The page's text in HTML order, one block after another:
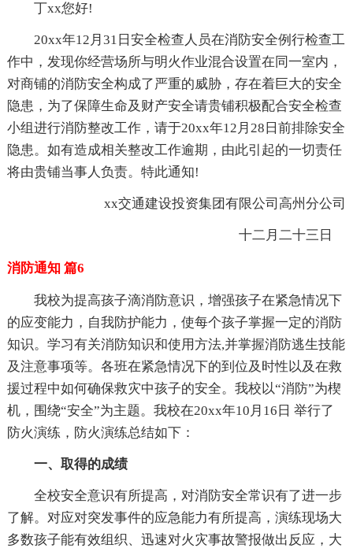
丁xx您好!
20xx年12月31日安全检查人员在消防安全例行检查工
作中，发现你经营场所与明火作业混合设置在同一室内，
对商铺的消防安全构成了严重的威胁，存在着巨大的安全
隐患，为了保障生命及财产安全请贵铺积极配合安全检查
小组进行消防整改工作，请于20xx年12月28日前排除安全
隐患。如有造成相关整改工作逾期，由此引起的一切责任
将由贵铺当事人负责。特此通知!
xx交通建设投资集团有限公司高州分公司
十二月二十三日
消防通知 篇6
我校为提高孩子滴消防意识，增强孩子在紧急情况下
的应变能力，自我防护能力，使每个孩子掌握一定的消防
知识。学习有关消防知识和使用方法,并掌握消防逃生技能
及注意事项等。各班在紧急情况下的到位及时性以及在救
援过程中如何确保救灾中孩子的安全。我校以“消防”为楔
机，围绕“安全”为主题。我校在20xx年10月16日 举行了
防火演练，防火演练总结如下：
一、取得的成绩
全校安全意识有所提高，对消防安全常识有了进一步
了解。对应对突发事件的应急能力有所提高，演练现场大
多数孩子能有效组织、迅速对火灾事故警报做出反应，大